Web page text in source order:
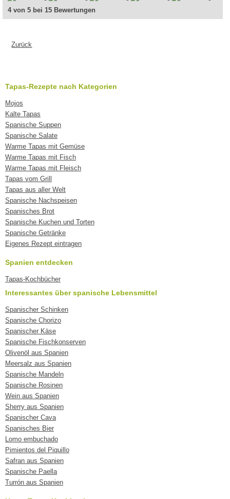
4 von 5 bei 15 Bewertungen
Zurück
Tapas-Rezepte nach Kategorien
Mojos
Kalte Tapas
Spanische Suppen
Spanische Salate
Warme Tapas mit Gemüse
Warme Tapas mit Fisch
Warme Tapas mit Fleisch
Tapas vom Grill
Tapas aus aller Welt
Spanische Nachspeisen
Spanisches Brot
Spanische Kuchen und Torten
Spanische Getränke
Eigenes Rezept eintragen
Spanien entdecken
Tapas-Kochbücher
Interessantes über spanische Lebensmittel
Spanischer Schinken
Spanische Chorizo
Spanischer Käse
Spanische Fischkonserven
Olivenöl aus Spanien
Meersalz aus Spanien
Spanische Mandeln
Spanische Rosinen
Wein aus Spanien
Sherry aus Spanien
Spanischer Cava
Spanisches Bier
Lomo embuchado
Pimientos del Piquillo
Safran aus Spanien
Spanische Paella
Turrón aus Spanien